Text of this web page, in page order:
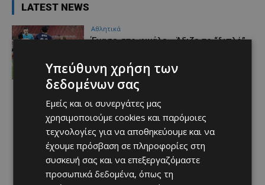
LATEST NEWS
Αθλητικά
Έχασε στο φινάλε… Άξιζε το “διπλό”
06/08/2026
Υπεύθυνη χρήση των
δεδομένων σας
Εμείς και οι συνεργάτες μας
χρησιμοποιούμε cookies και παρόμοιες
τεχνολογίες για να αποθηκεύουμε και να
έχουμε πρόσβαση σε πληροφορίες στη
συσκευή σας και να επεξεργαζόμαστε
προσωπικά δεδομένα, όπως τη